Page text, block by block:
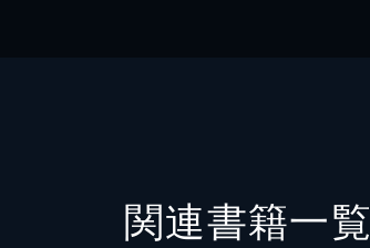
関連書籍一覧